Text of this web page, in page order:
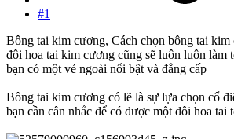
#1
Bông tai kim cương, Cách chọn bông tai
đôi hoa tai kim cương cũng sẽ luôn luôn
bạn có một vẻ ngoài nổi bật và đẳng cấp
Bông tai kim cương có lẽ là sự lựa chọn cổ
bạn cần cân nhắc để có được một đôi hoa tai